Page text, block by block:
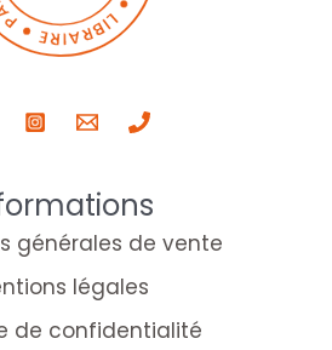
générales de vente
légales
de confidentialité